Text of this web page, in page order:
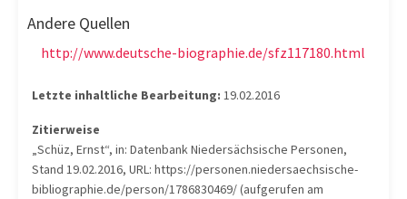
Andere Quellen
http://www.deutsche-biographie.de/sfz117180.html
Letzte inhaltliche Bearbeitung: 19.02.2016
Zitierweise
„Schüz, Ernst“, in: Datenbank Niedersächsische Personen,
Stand 19.02.2016, URL: https://personen.niedersaechsische-
bibliographie.de/person/1786830469/ (aufgerufen am